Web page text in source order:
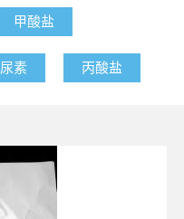
甲酸盐
尿素 丙酸盐